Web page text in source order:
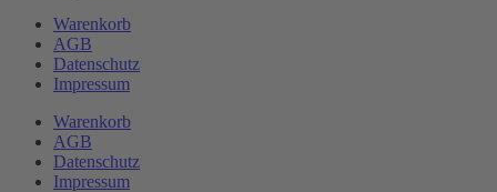
Warenkorb
AGB
Datenschutz
Impressum
Warenkorb
AGB
Datenschutz
Impressum